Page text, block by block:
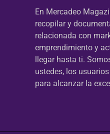
En Mercadeo
recopilar y
relacionada con
emprendimiento y
llegar hasta ti.
ustedes, los
para alcanzar la